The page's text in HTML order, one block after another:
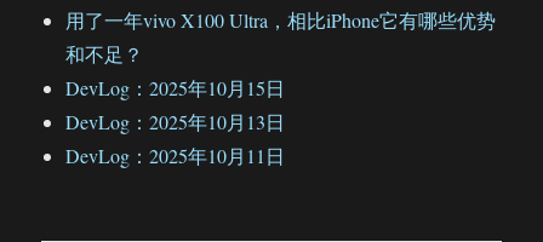
用了一年vivo X100 Ultra，相比iPhone它有哪些优势
和不足？
DevLog：2025年10月15日
DevLog：2025年10月13日
DevLog：2025年10月11日